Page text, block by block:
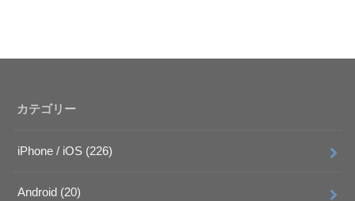
カテゴリー
iPhone / iOS (226)
Android (20)